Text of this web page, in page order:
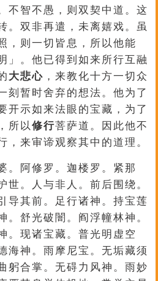
不智不愚，则双契中道。这
。双非再遣，未离嬉戏。虽
，则一切皆息，所以他能
」。他已得到如来所行互融
大悲心 ，来教化十方一切众
刻暂时舍弃的想法。他为了
开示如来法眼的宝藏，为了
所以修行菩萨道。因此他不
，来审谛观察其中的道理。
。阿修罗。迦楼罗。紧那
世。人与非人。前后围绕。
导其前。足行诸神。持宝莲
。舒光破闇。阎浮幢林神。
。现诸宝藏。普光明虚空
海神。雨摩尼宝。无垢藏须
躬合掌。无碍力风神。雨妙